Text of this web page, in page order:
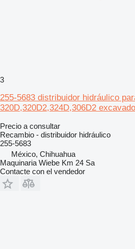
3
255-5683 distribuidor hidráulico
320D,320D2,324D,306D2
Precio a consultar
Recambio - distribuidor hidráulico
255-5683
México, Chihuahua
Maquinaria Wiebe Km 24 Sa
Contacte con el vendedor